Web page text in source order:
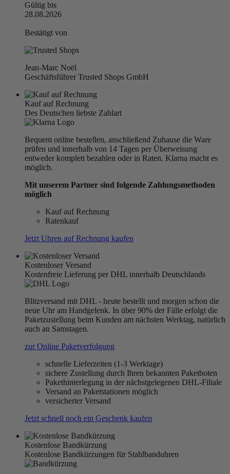
Gültig bis
28.08.2026
Bestätigt von
Jean-Marc Noël
Geschäftsführer Trusted Shops GmbH
Kauf auf Rechnung
Des Deutschen liebste Zahlart
Bequem online bestellen, anschließend Zuhause die Ware
prüfen und innerhalb von 14 Tagen per Überweisung
entweder komplett bezahlen oder in Raten. Klarna macht es
möglich.
Mit unserem Partner sind folgende Zahlungsmethoden
möglich
Kauf auf Rechnung
Ratenkauf
Jetzt Uhren auf Rechnung kaufen
Kostenloser Versand
Kostenfreie Lieferung per DHL innerhalb Deutschlands
Blitzversand mit DHL - heute bestellt und morgen schon die
neue Uhr am Handgelenk. In über 90% der Fälle erfolgt die
Paketzustellung beim Kunden am nächsten Werktag, natürlich
auch an Samstagen.
zur Online Paketverfolgung
schnelle Lieferzeiten (1-3 Werktage)
sichere Zustellung durch Ihren bekannten Paketboten
Pakethinterlegung in der nächstgelegenen DHL-Filiale
Versand an Paketstationen möglich
versicherter Versand
Jetzt schnell noch ein Geschenk kaufen
Kostenlose Bandkürzung
Kostenlose Bandkürzungen für Stahlbanduhren